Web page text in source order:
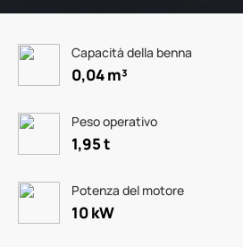
Capacità della benna
0,04 m³
Peso operativo
1,95 t
Potenza del motore
10 kW